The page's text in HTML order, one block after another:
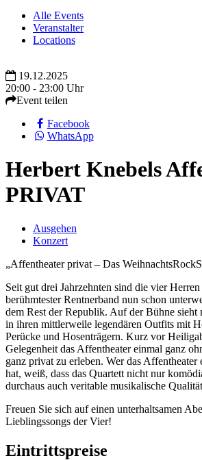
Alle Events
Veranstalter
Locations
19.12.2025
20:00 - 23:00 Uhr
Event teilen
Facebook
WhatsApp
Herbert Knebels
PRIVAT
Ausgehen
Konzert
„Affentheater privat – Das
Seit gut drei Jahrzehnten sind die vier
berühmtester Rentnerband nun schon
dem Rest der Republik. Auf der Bühne sieht
in ihren mittlerweile legendären Outfits mit
Perücke und Hosenträgern. Kurz vor
Gelegenheit das Affentheater einmal ganz
ganz privat zu erleben. Wer das Affentheater
hat, weiß, dass das Quartett nicht nur
durchaus auch veritable musikalische
Freuen Sie sich auf einen unterhaltsamen
Lieblingssongs der Vier!
Eintrittspreise